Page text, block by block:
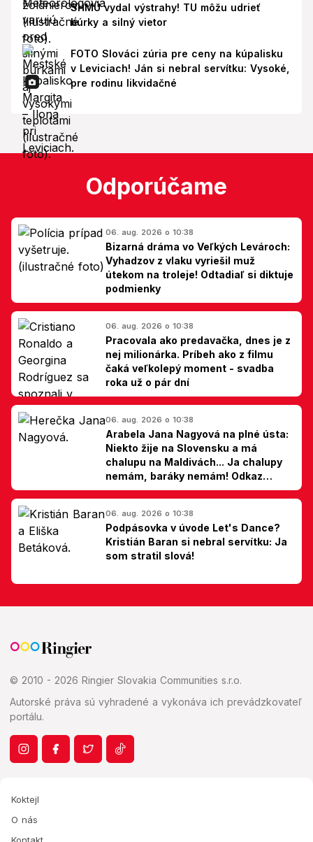
SHMÚ vydal výstrahy! TU môžu udrieť
búrky a silný vietor
FOTO Slováci zúria pre ceny na kúpalisku
v Leviciach! Ján si nebral servítku: Vysoké,
pre rodinu likvidačné
Odporúčame
06. aug. 2026 o 10:38
Bizarná dráma vo Veľkých Levároch:
Vyhadzov z vlaku vyriešil muž
útekom na troleje! Odtadiaľ si diktuje
podmienky
06. aug. 2026 o 10:38
Pracovala ako predavačka, dnes je z
nej milionárka. Príbeh ako z filmu
čaká veľkolepý moment - svadba
roka už o pár dní
06. aug. 2026 o 10:38
Arabela Jana Nagyová na plné ústa:
Niekto žije na Slovensku a má
chalupu na Maldivách... Ja chalupy
nemám, baráky nemám! Odkaz
Slovákom
06. aug. 2026 o 10:38
Podpásovka v úvode Let's Dance?
Kristián Baran si nebral servítku: Ja
som stratil slová!
© 2010 - 2026 Ringier Slovakia Communities s.r.o.
Autorské práva sú vyhradené a vykonáva ich prevádzkovateľ
portálu.
Koktejl
O nás
Kontakt